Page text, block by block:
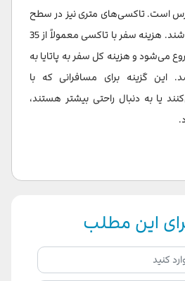
است. تاکسی‌های متری نیز در سطح
1 آماده سرویس‌دهی می‌باشند. هزینه سفر با تاکسی معمولاً از 35
می‌شود و هزینه کل سفر به پاتایا به
می‌رسد. این گزینه برای مسافرانی که با
یا به دنبال راحتی بیشتر هستند،
این مطلب